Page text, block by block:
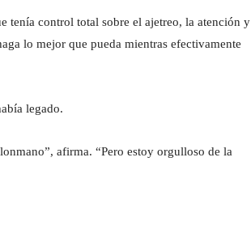
tenía control total sobre el ajetreo, la atención y
lo mejor que pueda mientras efectivamente
legado.
afirma. “Pero estoy orgulloso de la